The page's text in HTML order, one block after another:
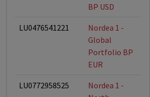
BP USD
LU0476541221
Nordea 1 -
Global
Portfolio BP
EUR
LU0772958525
Nordea 1 -